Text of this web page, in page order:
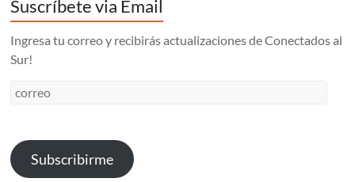
Suscríbete via Email
Ingresa tu correo y recibirás actualizaciones de Conectados al
Sur!
correo
Subscribirme